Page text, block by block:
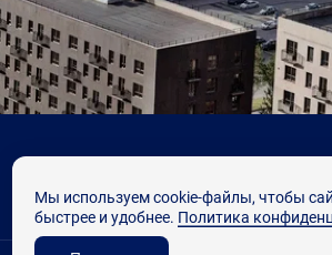
Выбрать квартиру
Мы используем cookie-файлы, чтобы
быстрее и удобнее. Политика